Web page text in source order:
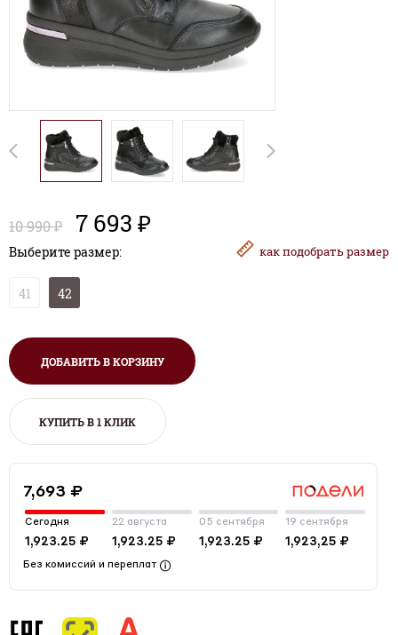
10 990 ₽ 7 693 ₽
Выберите размер: какподобрать размер
41 42
ДОБАВИТЬ В КОРЗИНУ
КУПИТЬ В 1 КЛИК
7,693 ₽
Сегодня
1,923.25 ₽
22 августа
1,923.25 ₽
05 сентября
1,923.25 ₽
19 сентября
1,923,25 ₽
Без комиссий и переплат